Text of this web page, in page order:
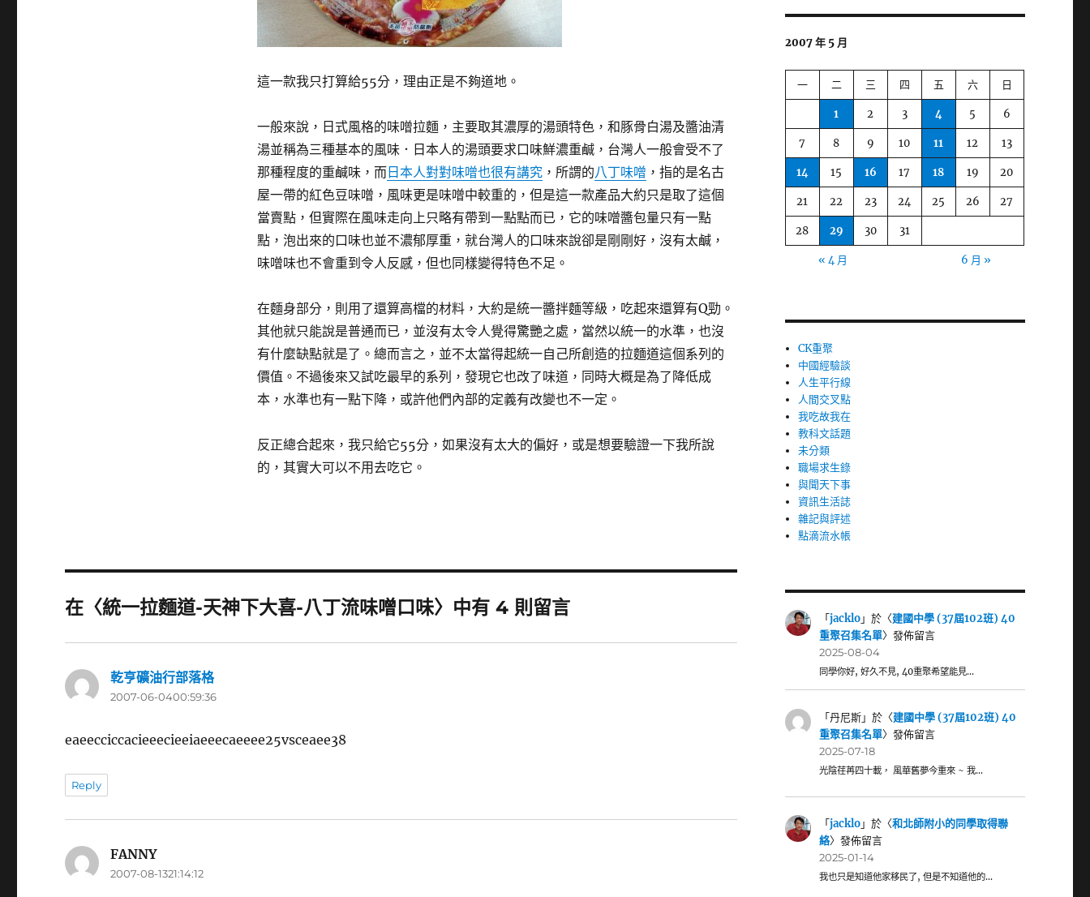
這一款我只打算給55分，理由正是不夠道地。
一般來說，日式風格的味噌拉麵，主要取其濃厚的湯頭特色，和豚骨白湯及醬油清
湯並稱為三種基本的風味．日本人的湯頭要求口味鮮濃重鹹，台灣人一般會受不了
那種程度的重鹹味，而日本人對對味噌也很有講究，所謂的八丁味噌 ，指的是名古
屋一帶的紅色豆味噌，風味更是味噌中較重的，但是這一款產品大約只是取了這個
當賣點，但實際在風味走向上只略有帶到一點點而已，它的味噌醬包量只有一點
點，泡出來的口味也並不濃郁厚重，就台灣人的口味來說卻是剛剛好，沒有太鹹，
味噌味也不會重到令人反感，但也同樣變得特色不足。
在麵身部分，則用了還算高檔的材料，大約是統一醬拌麵等級，吃起來還算有Q勁。
其他就只能說是普通而已，並沒有太令人覺得驚艷之處，當然以統一的水準，也沒
有什麼缺點就是了。總而言之，並不太當得起統一自己所創造的拉麵道這個系列的
價值。不過後來又試吃最早的系列，發現它也改了味道，同時大概是為了降低成
本，水準也有一點下降，或許他們內部的定義有改變也不一定。
反正總合起來，我只給它55分，如果沒有太大的偏好，或是想要驗證一下我所說
的，其實大可以不用去吃它。
在〈統一拉麵道-天神下大喜-八丁流味噌口味〉中有 4 則留言
乾亨礦油行部落格表
示:
2007-06-0400:59:36
eaeecciccacieeecieeiaeeecaeeee25vsceaee38
Reply
FANNY表
示:
2007-08-1321:14:12
2007 年 5 月
一 二 三 四 五 六 日
1 2 3 4 5 6
7 8 9 10 11 12 13
14 15 16 17 18 19 20
21 22 23 24 25 26 27
28 29 30 31
« 4 月 6 月 »
CK重聚
中國經驗談
人生平行線
人間交叉點
我吃故我在
教科文話題
未分類
職場求生錄
與聞天下事
資訊生活誌
雜記與評述
點滴流水帳
「jacklo」於〈建國中學 (37屆102班) 40
重聚召集名單〉發佈留言
2025-08-04
同學你好, 好久不見, 40重聚希望能見…
「丹尼斯」於〈建國中學 (37屆102班) 40
重聚召集名單〉發佈留言
2025-07-18
光陰荏苒四十載， 風華舊夢今重來 ~ 我…
「jacklo」於〈和北師附小的同學取得聯
絡〉發佈留言
2025-01-14
我也只是知道他家移民了, 但是不知道他的…